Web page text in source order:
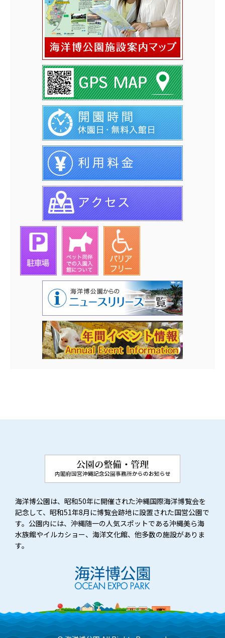
海洋博公園は、昭和50年に開催された沖縄国際海洋博覧会を
記念して、昭和51年8月に博覧会跡地に設置された国営公園で
す。公園内には、沖縄随一の人気スポットである沖縄美ら海
水族館やイルカショー、海洋文化館、他多数の施設がありま
す。